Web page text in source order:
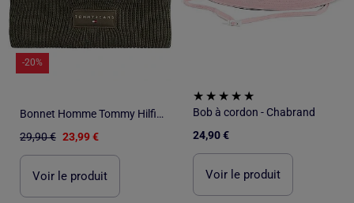
-20%
Bonnet Homme Tommy Hilfiger
29,90 € 23,99 €
Voir le produit
Bob à cordon - Chabrand
24,90 €
Voir le produit